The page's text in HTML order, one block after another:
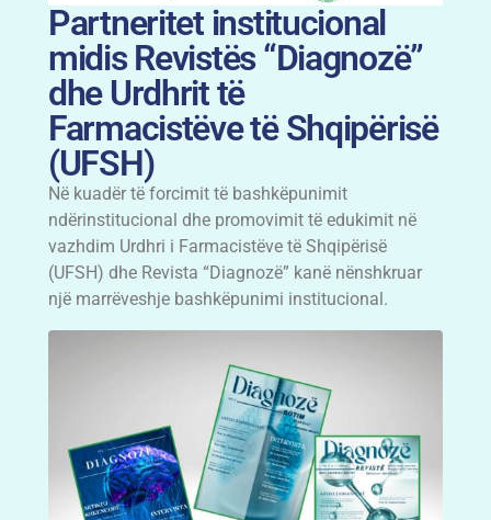
Partneritet institucional
midis Revistës “Diagnozë”
dhe Urdhrit të
Farmacistëve të Shqipërisë
(UFSH)
Në kuadër të forcimit të bashkëpunimit
ndërinstitucional dhe promovimit të edukimit në
vazhdim Urdhri i Farmacistëve të Shqipërisë
(UFSH) dhe Revista “Diagnozë” kanë nënshkruar
një marrëveshje bashkëpunimi institucional.